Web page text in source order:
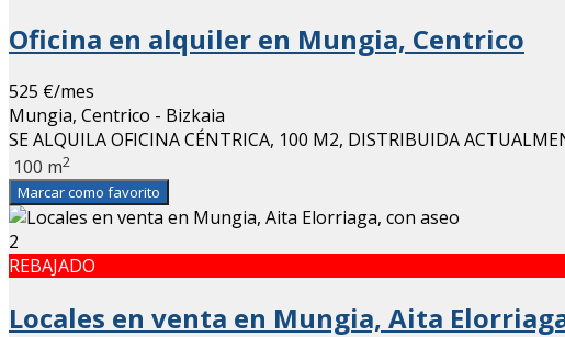
Oficina en alquiler en Mungia, Centrico
525 €/mes
Mungia, Centrico - Bizkaia
SE ALQUILA OFICINA CÉNTRICA, 100 M2, DISTRIBUIDA
100 m2
Marcar como favorito
2
REBAJADO
Locales en venta en Mungia, Aita